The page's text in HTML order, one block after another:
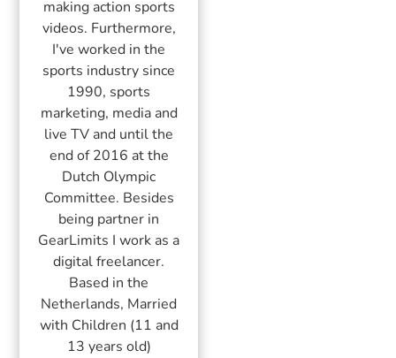
making action sports
videos. Furthermore,
I've worked in the
sports industry since
1990, sports
marketing, media and
live TV and until the
end of 2016 at the
Dutch Olympic
Committee. Besides
being partner in
GearLimits I work as a
digital freelancer.
Based in the
Netherlands, Married
with Children (11 and
13 years old)